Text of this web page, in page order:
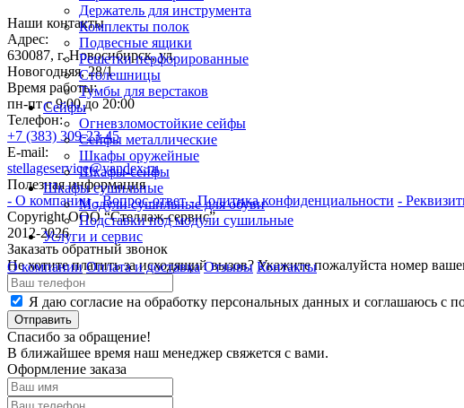
Держатель для инструмента
Комплекты полок
Подвесные ящики
Решетки перфорированные
Столешницы
Тумбы для верстаков
Сейфы
Огневзломостойкие сейфы
Сейфы металлические
Шкафы оружейные
Шкафы-сейфы
Шкафы сушильные
Модули сушильные для обуви
Подставки под модули сушильные
Услуги и сервис
О компании Оплата и доставка Отзывы Контакты
Наши контакты
Адрес:
630087, г. Новосибирск, ул.
Новогодняя, 28/1
Время работы:
пн-пт с 9:00 до 20:00
Телефон:
+7 (383) 309-23-45
E-mail:
stellageservice@yandex.ru
Полезная информация
- О компании - Вопрос-ответ - Политика конфиденциальности -
Copyright ООО “Стeллаж-сервис”
2012-2026
Заказать обратный звонок
Не хотите платить за исходящий вызов? Укажите пожалуйста номер
Я даю согласие на обработку персональных данных и соглашаюсь с
Отправить
Спасибо за обращение!
В ближайшее время наш менеджер свяжется с вами.
Оформление заказа